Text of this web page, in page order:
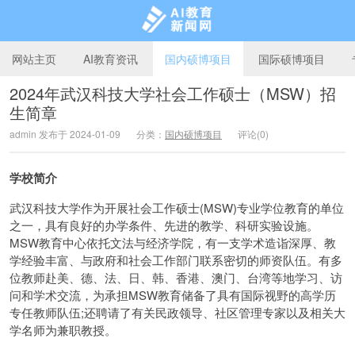
网站主页 AI教育资讯 国内硕博项目 国际硕博项目
2024年武汉科技大学社会工作硕士（MSW）招
生简章
admin 发布于 2024-01-09 分类： 国内硕博项目 评论(0)
学校简介
武汉科技大学作为开展社会工作硕士(MSW)专业学位教育的单位
之一，具有良好的办学条件、先进的教学、科研实验设施。
MSW教育中心依托文法与经济学院，有一支学术造诣深厚、教
学经验丰富、与政府和社会工作部门联系密切的师资队伍。有多
位教师赴美、德、法、日、韩、香港、澳门、台湾等地学习、访
问和学术交流，为承担MSW教育储备了具有国际视野的高学历
专任教师队伍;还聘请了有关民政领导、社区管理专家以及相关大
学名师为兼职教授。